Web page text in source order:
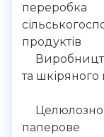
переробка
продуктів
та шкіряного
паперове